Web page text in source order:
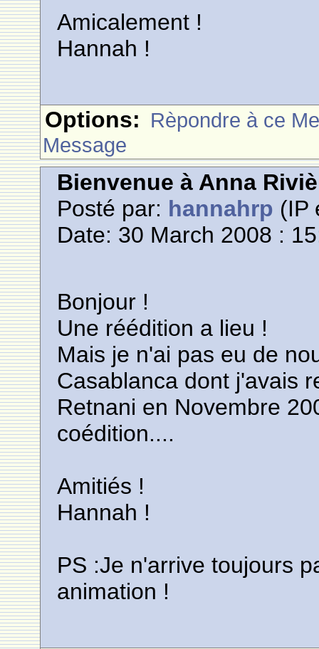
Amicalement !
Hannah !
Options: Rèpondre à ce
Message
Bienvenue à Anna
Posté par: hannahrp (IP
Date: 30 March 2008 :
Bonjour !
Une réédition a lieu !
Mais je n'ai pas eu de
Casablanca dont j'avais
Retnani en Novembre
coédition....
Amitiés !
Hannah !
PS :Je n'arrive toujours
animation !